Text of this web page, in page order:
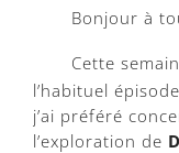
Bonjour à
Cette
l’habituel
j’ai préféré
l’exploration de